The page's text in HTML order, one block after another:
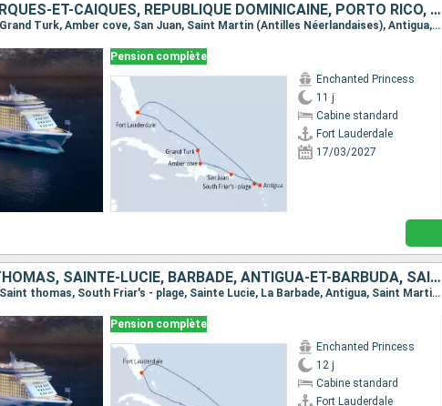
ÉTATS-UNIS, ÎLES TURQUES-ET-CAÏQUES, RÉPUBLIQUE DOMINICAINE, PORTO RICO, SAINT-MARTIN, ANTIGUA-ET-BARBUDA
Itinéraire : Fort Lauderdale, Grand Turk, Amber cove, San Juan, Saint Martin (Antilles Néerlandaises), Antigua, South Friar's - plage, Fort Lauderdale
Pension complète
Enchanted Princess
11 j
Cabine standard
Fort Lauderdale
17/03/2027
ÉTATS-UNIS, SAINT-THOMAS, SAINTE-LUCIE, BARBADE, ANTIGUA-ET-BARBUDA, SAINT-MARTIN
Itinéraire : Fort Lauderdale, Saint thomas, South Friar's - plage, Sainte Lucie, La Barbade, Antigua, Saint Martin (Antilles Néerlandaises), Fort Lauderdale
Pension complète
Enchanted Princess
12 j
Cabine standard
Fort Lauderdale